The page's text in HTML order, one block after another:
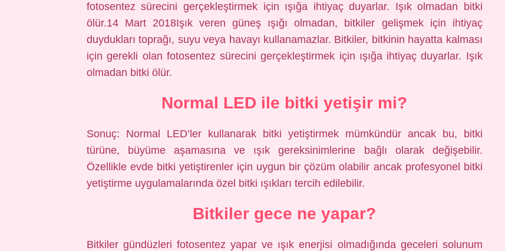
fotosentez sürecini gerçekleştirmek için ışığa ihtiyaç duyarlar. Işık olmadan bitki
ölür.14 Mart 2018Işık veren güneş ışığı olmadan, bitkiler gelişmek için ihtiyaç
duydukları toprağı, suyu veya havayı kullanamazlar. Bitkiler, bitkinin hayatta kalması
için gerekli olan fotosentez sürecini gerçekleştirmek için ışığa ihtiyaç duyarlar. Işık
olmadan bitki ölür.
Normal LED ile bitki yetişir mi?
Sonuç: Normal LED’ler kullanarak bitki yetiştirmek mümkündür ancak bu, bitki
türüne, büyüme aşamasına ve ışık gereksinimlerine bağlı olarak değişebilir.
Özellikle evde bitki yetiştirenler için uygun bir çözüm olabilir ancak profesyonel bitki
yetiştirme uygulamalarında özel bitki ışıkları tercih edilebilir.
Bitkiler gece ne yapar?
Bitkiler gündüzleri fotosentez yapar ve ışık enerjisi olmadığında geceleri solunum